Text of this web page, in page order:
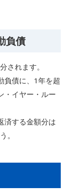
負債
されます。
負債に、1年を超
・イヤー・ルー
済する金額分は
。